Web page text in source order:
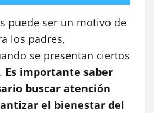
puede ser un motivo de
los padres,
se presentan ciertos
Es importante saber
buscar atención
el bienestar del